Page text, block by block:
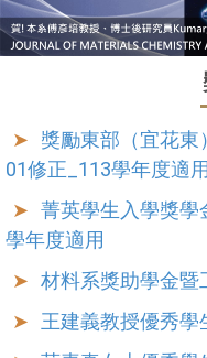
獎勵東部（宜花
01修正_113學年度適用
菁英學生入學獎學
學年度適用
材料系獎助學金暨
王建義教授優秀學